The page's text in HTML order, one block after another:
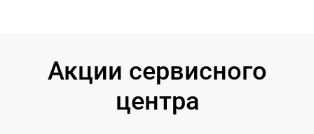
Акции сервисного
центра